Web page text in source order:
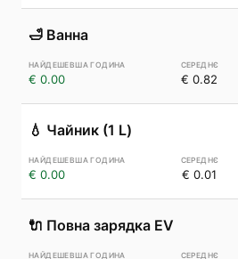
🛁 Ванна
€ 0.00 € 0.82
💧 Чайник (1 L)
€ 0.00 € 0.01
🔌 Повна зарядка EV